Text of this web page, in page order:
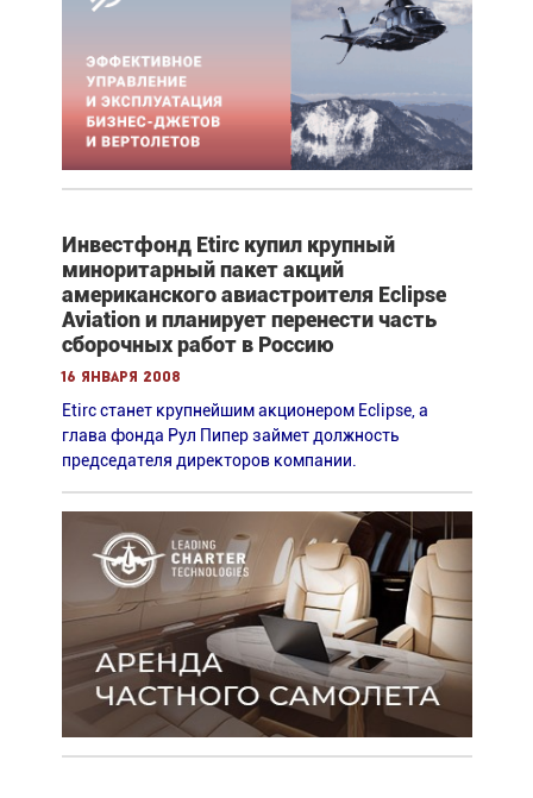
Инвестфонд Etirc купил крупный
миноритарный пакет акций
американского авиастроителя Eclipse
Aviation и планирует перенести часть
сборочных работ в Россию
16 января 2008
Etirc станет крупнейшим акционером Eclipse, а
глава фонда Рул Пипер займет должность
председателя директоров компании.